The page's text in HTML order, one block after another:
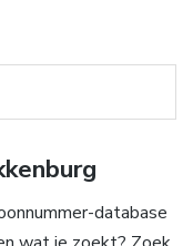
database